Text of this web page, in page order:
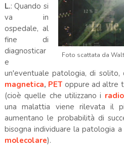
Foto scattata da
L.: Quando si
va in
ospedale, al
fine di
diagnosticar
e
un'eventuale patologia, di
magnetica, PET oppure ad altre
(cioè quelle che utilizzano i
una malattia viene rilevata il
aumentano le probabilità di
bisogna individuare la patologia
molecolare).